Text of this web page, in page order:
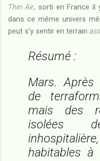
Thin Air, sorti en France il
dans ce même univers
peut s'y sentir en terrain
Résumé :
Mars.
de
mais des
isolées
habitables à